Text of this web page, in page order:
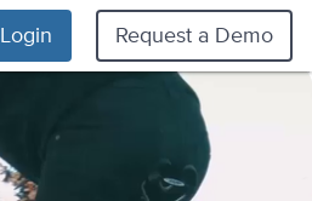
Login Request a Demo